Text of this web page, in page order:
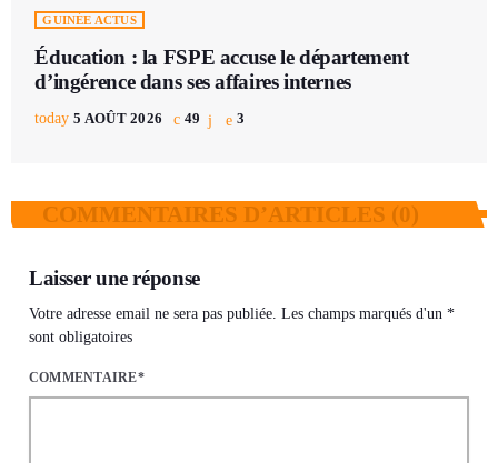
GUINÉE ACTUS
Éducation : la FSPE accuse le département
d’ingérence dans ses affaires internes
today 5 AOÛT 2026 49 3
COMMENTAIRES D’ARTICLES (0)
Laisser une réponse
Votre adresse email ne sera pas publiée. Les champs marqués d'un *
sont obligatoires
COMMENTAIRE*